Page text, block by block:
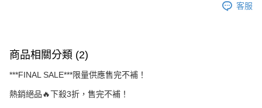
客服
商品相關分類 (2)
***FINAL SALE***限量供應售完不補！
熱銷絕品🔥下殺3折，售完不補！